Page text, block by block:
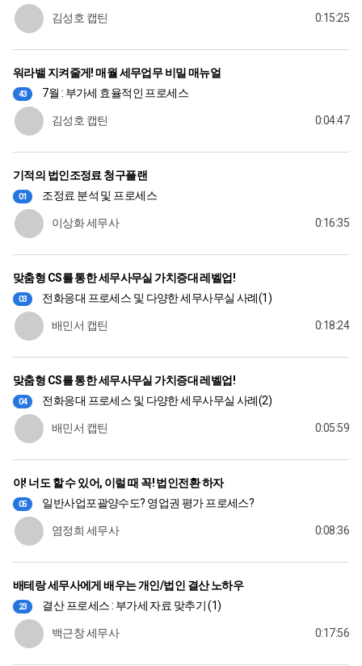
김성호 캡틴 0:15:25
워라밸 지켜줄게! 매월 세무업무 비밀 매뉴얼
43 7월 : 부가세 효율적인 프로세스
김성호 캡틴 0:04:47
기적의 법인조정료 청구플랜
01 조정료 분석 및 프로세스
이상화 세무사 0:16:35
맞춤형 CS를 통한 세무사무실 가치증대 레벨업!
03 전화응대 프로세스 및 다양한 세무사무실 사례(1)
배민서 캡틴 0:18:24
맞춤형 CS를 통한 세무사무실 가치증대 레벨업!
04 전화응대 프로세스 및 다양한 세무사무실 사례(2)
배민서 캡틴 0:05:59
야! 너도 할 수 있어, 이럴 때 꼭! 법인전환 하자
05 일반사업포괄양수도? 영업권 평가 프로세스?
염정희 세무사 0:08:36
배테랑 세무사에게 배우는 개인/법인 결산 노하우
23 결산 프로세스 : 부가세 자료 맞추기 (1)
백근창 세무사 0:17:56